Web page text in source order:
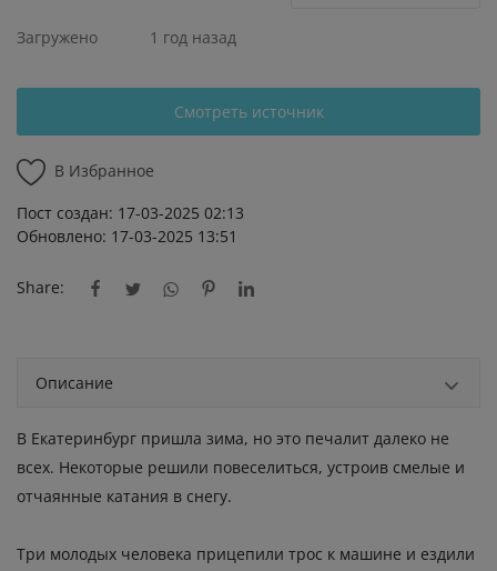
Загружено 1 год назад
Смотреть источник
В Избранное
Пост создан: 17-03-2025 02:13
Обновлено: 17-03-2025 13:51
Share:
Описание
В Екатеринбург пришла зима, но это печалит далеко не
всех. Некоторые решили повеселиться, устроив смелые и
отчаянные катания в снегу.
Три молодых человека прицепили трос к машине и ездили